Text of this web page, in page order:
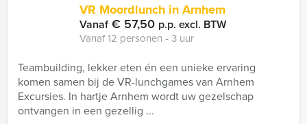
VR Moordlunch in Arnhem
Vanaf€ 57,50 p.p. excl. BTW
Vanaf 12 personen ‐ 3 uur
Teambuilding, lekker eten én een unieke ervaring
komen samen bij de VR-lunchgames van Arnhem
Excursies. In hartje Arnhem wordt uw gezelschap
ontvangen in een gezellig ...